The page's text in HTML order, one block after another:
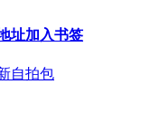
址加入书签